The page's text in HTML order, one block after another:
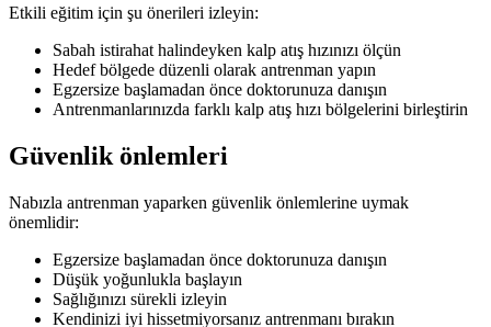
Etkili eğitim için şu önerileri izleyin:
Sabah istirahat halindeyken kalp atış hızınızı ölçün
Hedef bölgede düzenli olarak antrenman yapın
Egzersize başlamadan önce doktorunuza danışın
Antrenmanlarınızda farklı kalp atış hızı bölgelerini birleştirin
Güvenlik önlemleri
Nabızla antrenman yaparken güvenlik önlemlerine uymak
önemlidir:
Egzersize başlamadan önce doktorunuza danışın
Düşük yoğunlukla başlayın
Sağlığınızı sürekli izleyin
Kendinizi iyi hissetmiyorsanız antrenmanı bırakın